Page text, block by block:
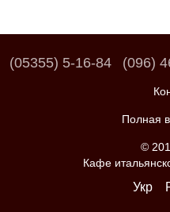
(05355) 5-16-84 (096)
Полная
©
Кафе
Укр